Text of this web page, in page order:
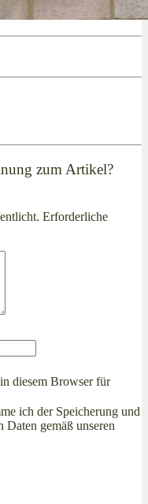
zum Artikel?
Erforderliche
diesem Browser für
ich der Speicherung und
Daten gemäß unseren